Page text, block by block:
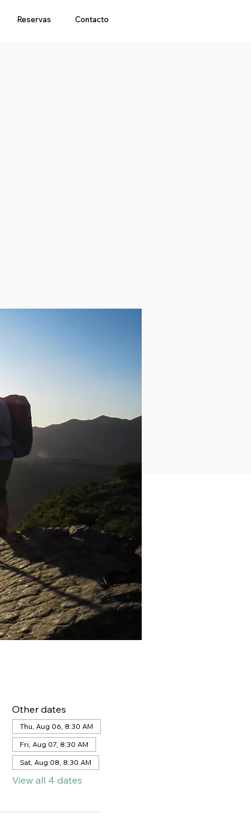
Reservas Contacto
Other dates
Thu, Aug 06, 8:30 AM
Fri, Aug 07, 8:30 AM
Sat, Aug 08, 8:30 AM
View all 4 dates